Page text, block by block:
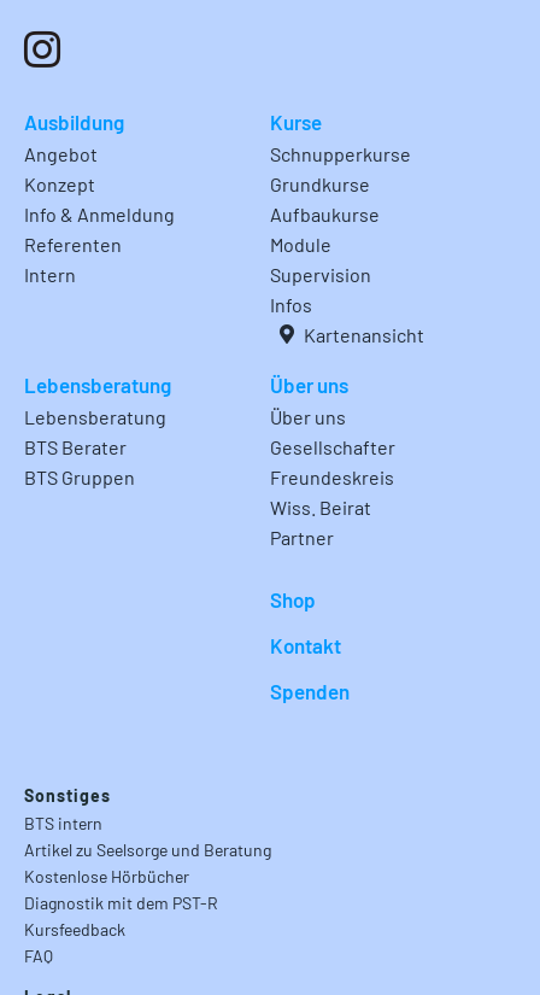
Ausbildung
Angebot
Konzept
Info & Anmeldung
Referenten
Intern
Kurse
Schnupperkurse
Grundkurse
Aufbaukurse
Module
Supervision
Infos
Kartenansicht
Lebensberatung
Lebensberatung
BTS Berater
BTS Gruppen
Über uns
Über uns
Gesellschafter
Freundeskreis
Wiss. Beirat
Partner
Shop
Kontakt
Spenden
Sonstiges
BTS intern
Artikel zu Seelsorge und Beratung
Kostenlose Hörbücher
Diagnostik mit dem PST-R
Kursfeedback
FAQ